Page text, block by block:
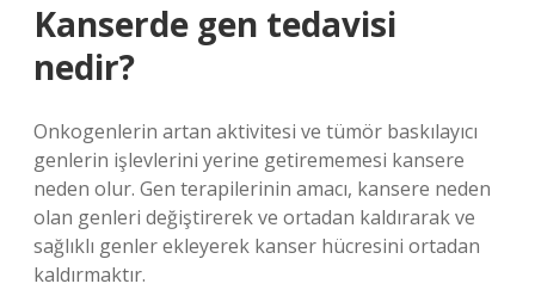
Kanserde gen tedavisi
nedir?
Onkogenlerin artan aktivitesi ve tümör baskılayıcı
genlerin işlevlerini yerine getirememesi kansere
neden olur. Gen terapilerinin amacı, kansere neden
olan genleri değiştirerek ve ortadan kaldırarak ve
sağlıklı genler ekleyerek kanser hücresini ortadan
kaldırmaktır.